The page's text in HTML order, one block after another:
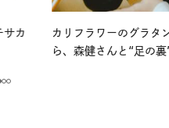
サカ
カリフラワーのグラタ
ら、森健さんと“足の